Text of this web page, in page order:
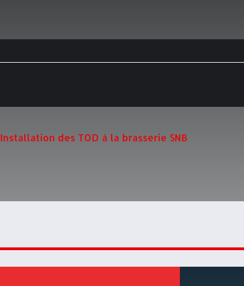
Installation des TOD à la brasserie SNB